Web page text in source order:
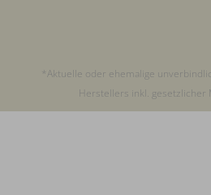
*Aktuelle oder ehemalige
Herstellers inkl. gesetzlicher